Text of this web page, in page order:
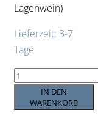
Lagenwein)
Lieferzeit: 3-7
Tage
IN DEN
WARENKORB